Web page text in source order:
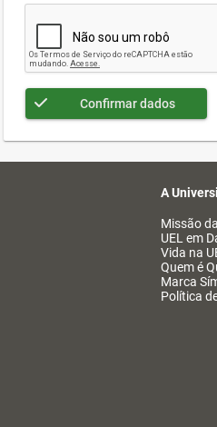
Confirmar dados
A
Missão
UEL em
Vida na
Quem é
Marca
Política